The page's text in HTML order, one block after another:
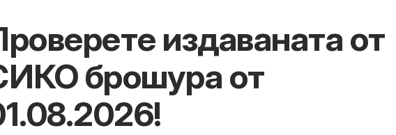
издаваната от
брошура от